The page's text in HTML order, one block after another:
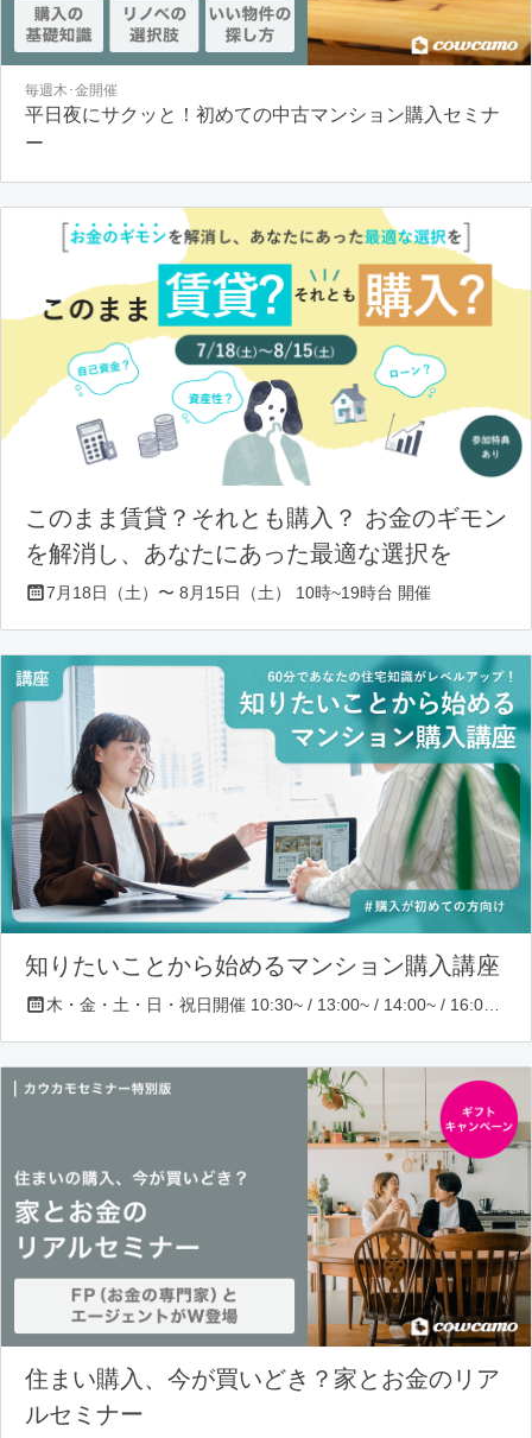
毎週木･金開催
平日夜にサクッと！初めての中古マンション購入セミナ
ー
このまま賃貸？それとも購入？ お金のギモン
を解消し、あなたにあった最適な選択を
7月18日（土）〜 8月15日（土） 10時~19時台 開催
知りたいことから始めるマンション購入講座
住まい購入、今が買いどき？家とお金のリア
ルセミナー